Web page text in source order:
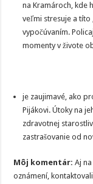
na Kramároch, kde
veľmi stresuje a títo
vypočúvaním.
momenty v živote
je zaujimavé, ako
Pijákovi. Útoky na
zdravotnej
zastrašovanie od
Môj komentár: Aj
oznámení,